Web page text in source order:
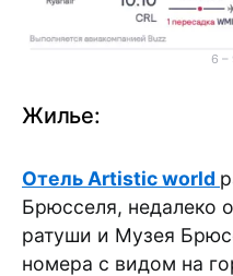
6 –
Жилье:
Отель Artistic world
Брюсселя, недалеко
ратуши и Музея
номера с видом на